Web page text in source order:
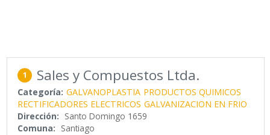
1 Sales y Compuestos Ltda.
Categoría: GALVANOPLASTIA PRODUCTOS QUIMICOS
RECTIFICADORES ELECTRICOS GALVANIZACION EN FRIO
Dirección: Santo Domingo 1659
Comuna: Santiago